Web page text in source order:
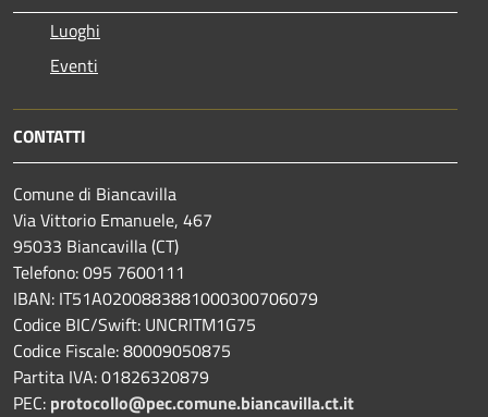
Luoghi
Eventi
CONTATTI
Comune di Biancavilla
Via Vittorio Emanuele, 467
95033 Biancavilla (CT)
Telefono: 095 7600111
IBAN: IT51A0200883881000300706079
Codice BIC/Swift: UNCRITM1G75
Codice Fiscale: 80009050875
Partita IVA: 01826320879
PEC: protocollo@pec.comune.biancavilla.ct.it